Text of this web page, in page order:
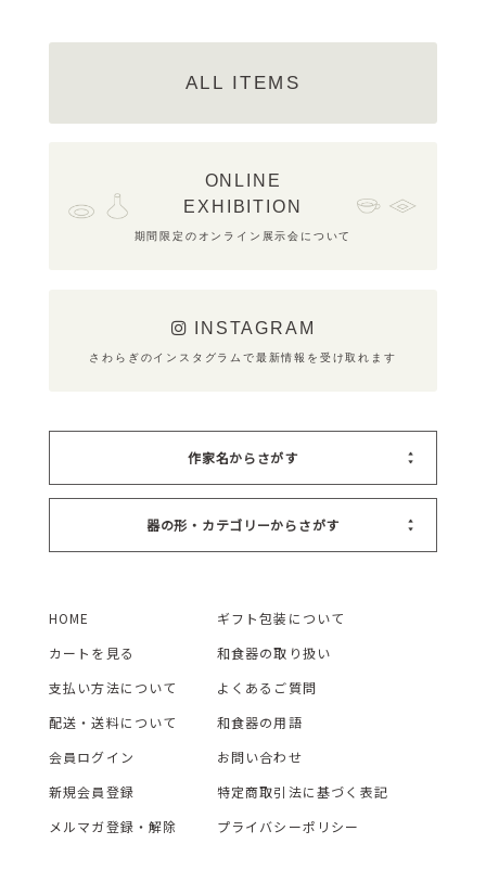
ALL ITEMS
ONLINE
EXHIBITION
期間限定のオンライン展示会について
INSTAGRAM
さわらぎのインスタグラムで最新情報を受け取れます
作家名からさがす
器の形・カテゴリーからさがす
HOME
カートを見る
支払い方法について
配送・送料について
会員ログイン
新規会員登録
メルマガ登録・解除
ギフト包装について
和食器の取り扱い
よくあるご質問
和食器の用語
お問い合わせ
特定商取引法に基づく表記
プライバシーポリシー